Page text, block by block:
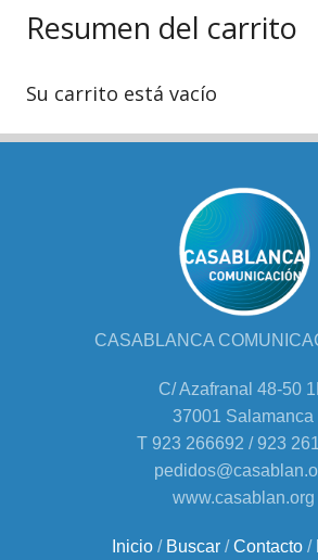
Resumen del carrito
Su carrito está vacío
CASABLANCA
C/ Azafranal 48-50
37001 Salamanca
T 923 266692 / 923
www.casablan.org
Inicio/ Buscar/Contacto/